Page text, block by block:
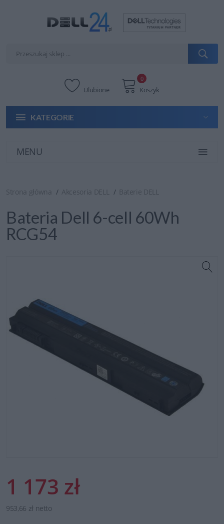
Ulubione Koszyk
0
KATEGORIE
MENU
Strona główna Akcesoria DELL Baterie DELL
Bateria Dell 6-cell 60Wh
RCG54
1 173 zł
953,66 zł netto